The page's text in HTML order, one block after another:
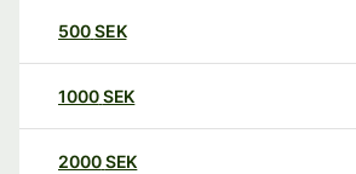
500SEK
1000SEK
2000SEK